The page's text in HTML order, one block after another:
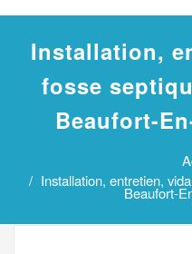
Installation,
fosse
Beaufort-
Installation, entretien,
Beaufort-